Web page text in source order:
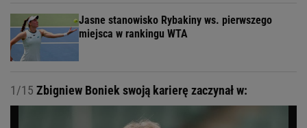
Jasne stanowisko Rybakiny ws. pierwszego
miejsca w rankingu WTA
1/15 Zbigniew Boniek swoją karierę zaczynał w: